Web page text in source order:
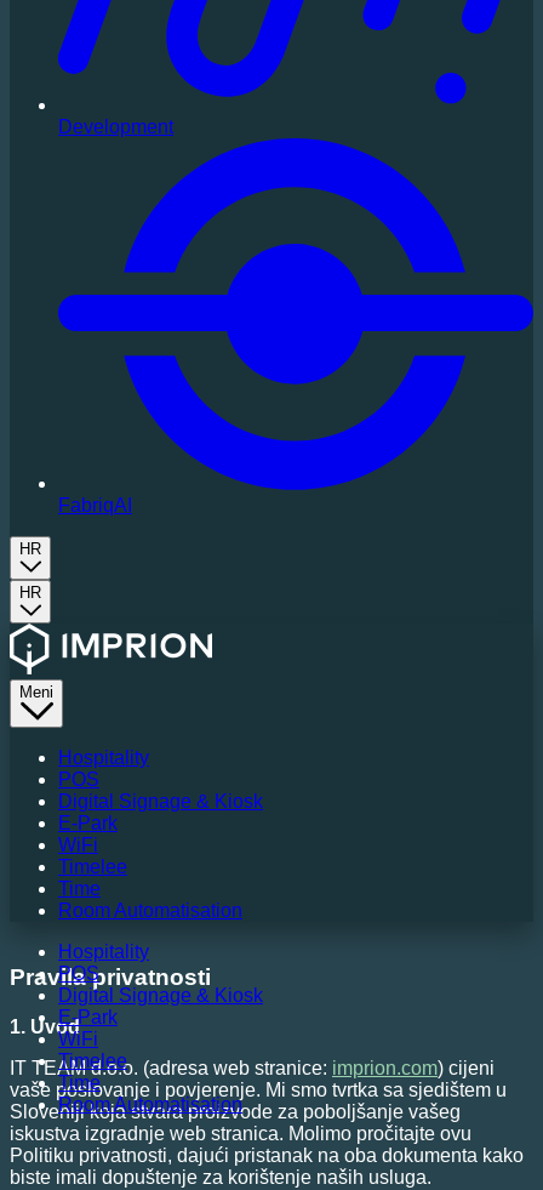
Development
FabriqAI
HR
HR
Meni
Hospitality
POS
Digital Signage & Kiosk
E-Park
WiFi
Timelee
Time
Room Automatisation
Hospitality
POS
Digital Signage & Kiosk
E-Park
WiFi
Timelee
Time
Room Automatisation
Pravila privatnosti
1. Uvod
IT TEAM d.o.o. (adresa web stranice: imprion.com) cijeni
vaše poslovanje i povjerenje. Mi smo tvrtka sa sjedištem u
Sloveniji koja stvara proizvode za poboljšanje vašeg
iskustva izgradnje web stranica. Molimo pročitajte ovu
Politiku privatnosti, dajući pristanak na oba dokumenta kako
biste imali dopuštenje za korištenje naših usluga.